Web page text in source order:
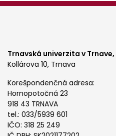
Trnavská univerzita v Trnave,
Kollárova 10, Trnava
Korešpondenčná adresa:
Hornopotočná 23
918 43 TRNAVA
tel.: 033/5939 601
IČO: 318 25 249